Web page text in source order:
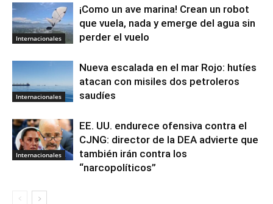
Internacionales
¡Como un ave marina! Crean un robot
que vuela, nada y emerge del agua sin
perder el vuelo
Internacionales
Nueva escalada en el mar Rojo: hutíes
atacan con misiles dos petroleros
saudíes
Internacionales
EE. UU. endurece ofensiva contra el
CJNG: director de la DEA advierte que
también irán contra los
“narcopolíticos”